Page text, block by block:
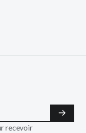
recevoir